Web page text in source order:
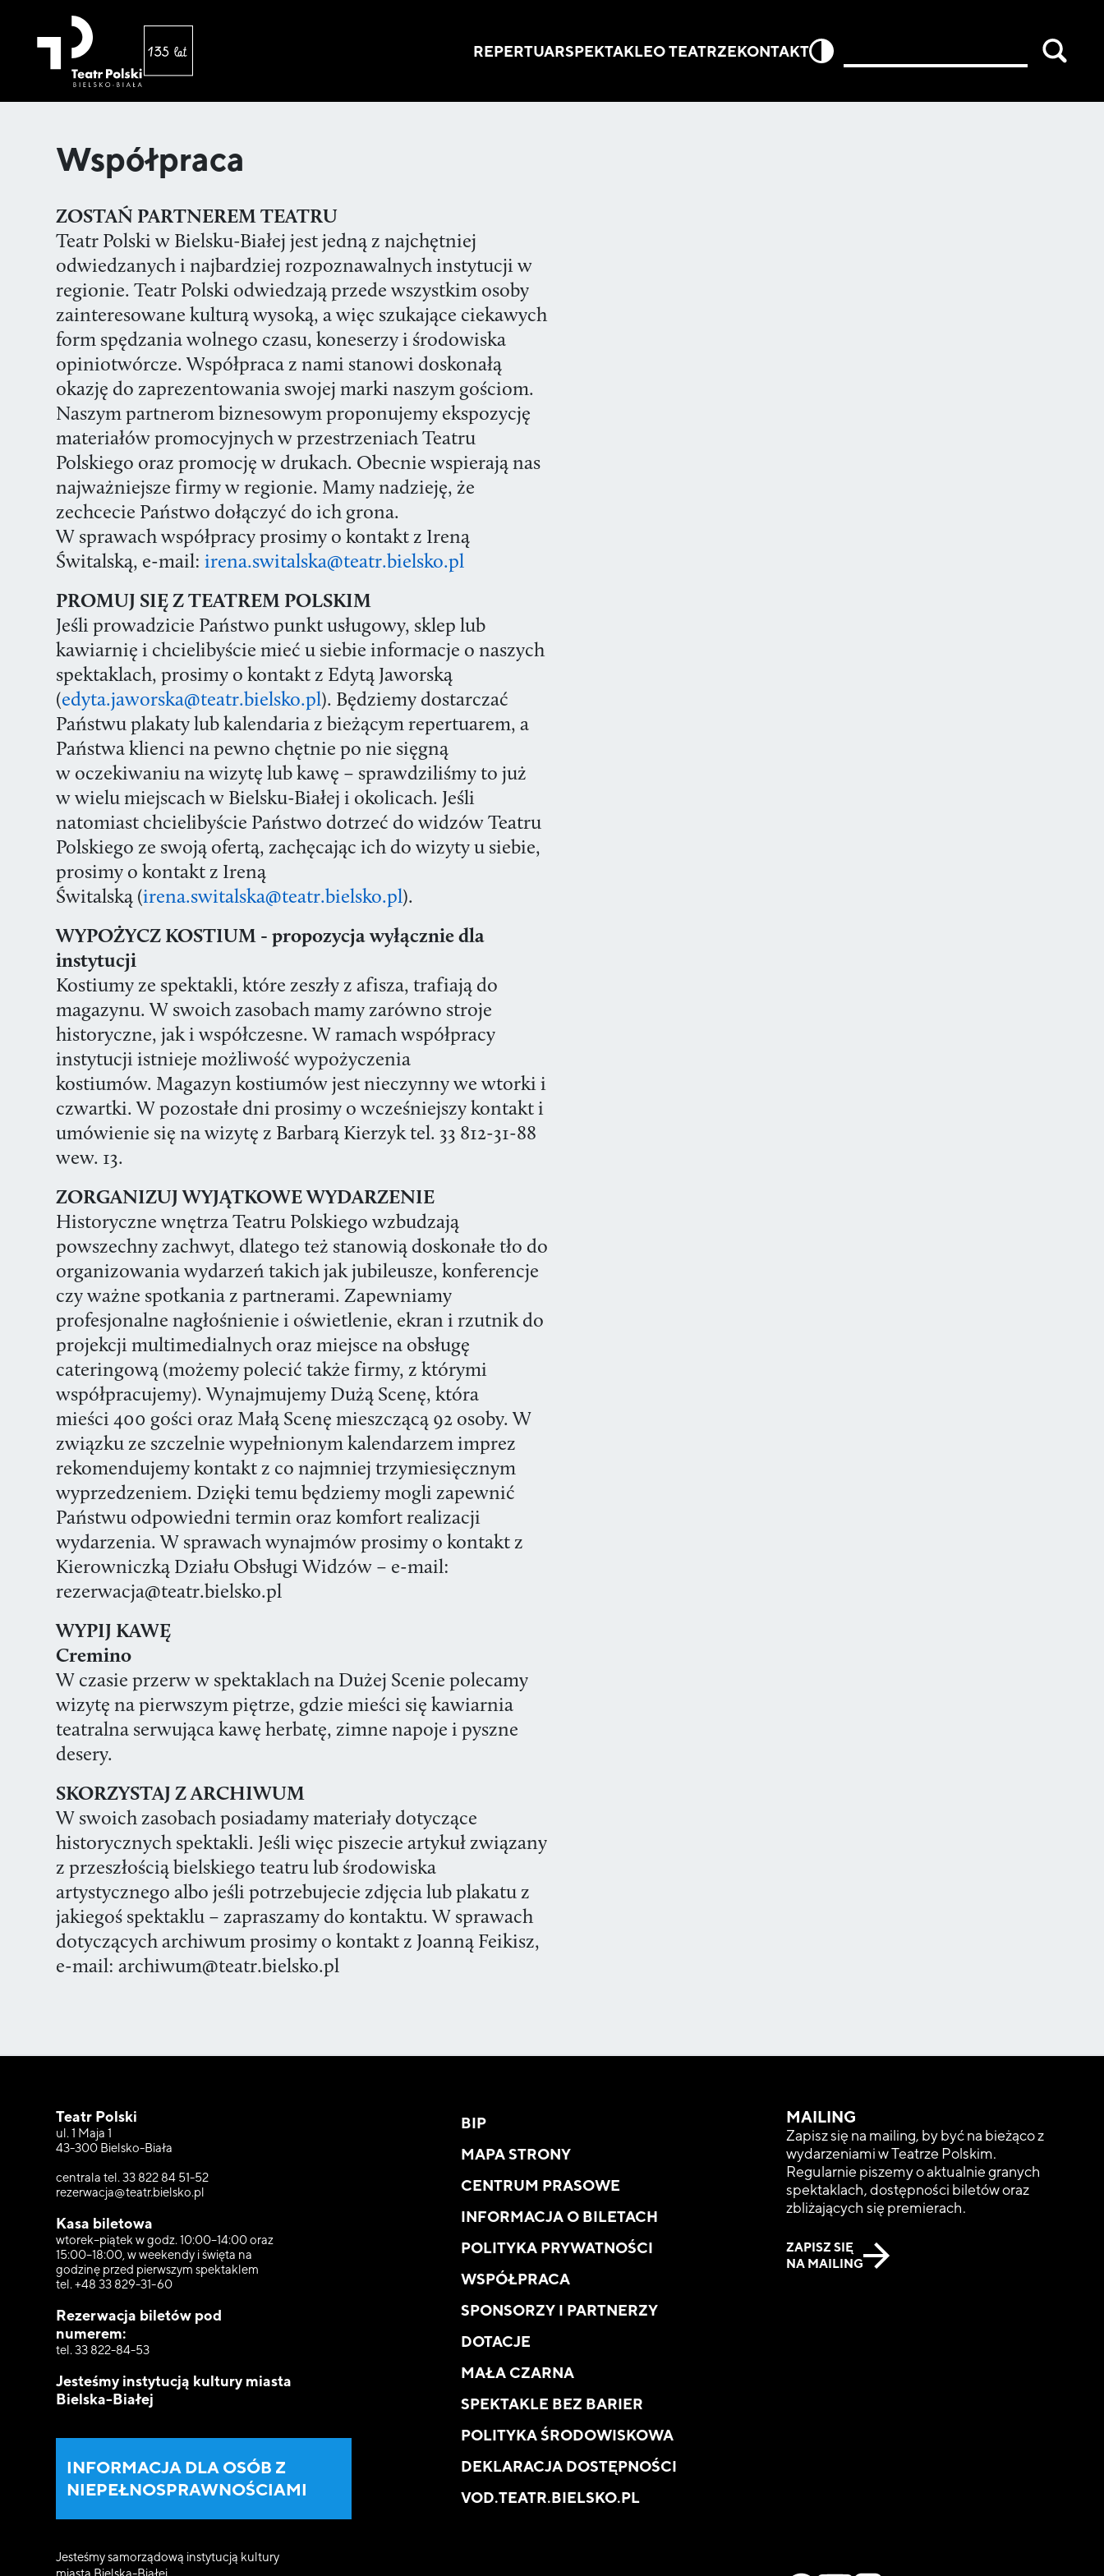
REPERTUARSPEKTAKLEO TEATRZEKONTAKT
Współpraca
ZOSTAŃ PARTNEREM TEATRU
Teatr Polski w Bielsku-Białej jest jedną z najchętniej
odwiedzanych i najbardziej rozpoznawalnych instytucji w
regionie. Teatr Polski odwiedzają przede wszystkim osoby
zainteresowane kulturą wysoką, a więc szukające ciekawych
form spędzania wolnego czasu, koneserzy i środowiska
opiniotwórcze. Współpraca z nami stanowi doskonałą
okazję do zaprezentowania swojej marki naszym gościom.
Naszym partnerom biznesowym proponujemy ekspozycję
materiałów promocyjnych w przestrzeniach Teatru
Polskiego oraz promocję w drukach. Obecnie wspierają nas
najważniejsze firmy w regionie. Mamy nadzieję, że
zechcecie Państwo dołączyć do ich grona.
W sprawach współpracy prosimy o kontakt z Ireną
Świtalską, e-mail: irena.switalska@teatr.bielsko.pl
PROMUJ SIĘ Z TEATREM POLSKIM
Jeśli prowadzicie Państwo punkt usługowy, sklep lub
kawiarnię i chcielibyście mieć u siebie informacje o naszych
spektaklach, prosimy o kontakt z Edytą Jaworską
(edyta.jaworska@teatr.bielsko.pl). Będziemy dostarczać
Państwu plakaty lub kalendaria z bieżącym repertuarem, a
Państwa klienci na pewno chętnie po nie sięgną
w oczekiwaniu na wizytę lub kawę – sprawdziliśmy to już
w wielu miejscach w Bielsku-Białej i okolicach. Jeśli
natomiast chcielibyście Państwo dotrzeć do widzów Teatru
Polskiego ze swoją ofertą, zachęcając ich do wizyty u siebie,
prosimy o kontakt z Ireną
Świtalską (irena.switalska@teatr.bielsko.pl).
WYPOŻYCZ KOSTIUM - propozycja wyłącznie dla
instytucji
Kostiumy ze spektakli, które zeszły z afisza, trafiają do
magazynu. W swoich zasobach mamy zarówno stroje
historyczne, jak i współczesne. W ramach współpracy
instytucji istnieje możliwość wypożyczenia
kostiumów. Magazyn kostiumów jest nieczynny we wtorki i
czwartki. W pozostałe dni prosimy o wcześniejszy kontakt i
umówienie się na wizytę z Barbarą Kierzyk tel. 33 812-31-88
wew. 13.
ZORGANIZUJ WYJĄTKOWE WYDARZENIE
Historyczne wnętrza Teatru Polskiego wzbudzają
powszechny zachwyt, dlatego też stanowią doskonałe tło do
organizowania wydarzeń takich jak jubileusze, konferencje
czy ważne spotkania z partnerami. Zapewniamy
profesjonalne nagłośnienie i oświetlenie, ekran i rzutnik do
projekcji multimedialnych oraz miejsce na obsługę
cateringową (możemy polecić także firmy, z którymi
współpracujemy). Wynajmujemy Dużą Scenę, która
mieści 400 gości oraz Małą Scenę mieszczącą 92 osoby. W
związku ze szczelnie wypełnionym kalendarzem imprez
rekomendujemy kontakt z co najmniej trzymiesięcznym
wyprzedzeniem. Dzięki temu będziemy mogli zapewnić
Państwu odpowiedni termin oraz komfort realizacji
wydarzenia. W sprawach wynajmów prosimy o kontakt z
Kierowniczką Działu Obsługi Widzów – e-mail:
rezerwacja@teatr.bielsko.pl
WYPIJ KAWĘ
Cremino
W czasie przerw w spektaklach na Dużej Scenie polecamy
wizytę na pierwszym piętrze, gdzie mieści się kawiarnia
teatralna serwująca kawę herbatę, zimne napoje i pyszne
desery.
SKORZYSTAJ Z ARCHIWUM
W swoich zasobach posiadamy materiały dotyczące
historycznych spektakli. Jeśli więc piszecie artykuł związany
z przeszłością bielskiego teatru lub środowiska
artystycznego albo jeśli potrzebujecie zdjęcia lub plakatu z
jakiegoś spektaklu – zapraszamy do kontaktu. W sprawach
dotyczących archiwum prosimy o kontakt z Joanną Feikisz,
e-mail: archiwum@teatr.bielsko.pl
Teatr Polski
ul. 1 Maja 1
43-300 Bielsko-Biała
centrala tel. 33 822 84 51-52
rezerwacja@teatr.bielsko.pl
Kasa biletowa
wtorek–piątek w godz. 10:00–14:00 oraz
15:00–18:00, w weekendy i święta na
godzinę przed pierwszym spektaklem
tel. +48 33 829-31-60
Rezerwacja biletów pod
numerem:
tel. 33 822-84-53
Jesteśmy instytucją kultury miasta
Bielska-Białej
INFORMACJA DLA OSÓB Z
NIEPEŁNOSPRAWNOŚCIAMI
Jesteśmy samorządową instytucją kultury
miasta Bielska-Białej
BIP
MAPA STRONY
CENTRUM PRASOWE
INFORMACJA O BILETACH
POLITYKA PRYWATNOŚCI
WSPÓŁPRACA
SPONSORZY I PARTNERZY
DOTACJE
MAŁA CZARNA
SPEKTAKLE BEZ BARIER
POLITYKA ŚRODOWISKOWA
DEKLARACJA DOSTĘPNOŚCI
VOD.TEATR.BIELSKO.PL
MAILING
Zapisz się na mailing, by być na bieżąco z
wydarzeniami w Teatrze Polskim.
Regularnie piszemy o aktualnie granych
spektaklach, dostępności biletów oraz
zbliżających się premierach.
ZAPISZ SIĘ
NA MAILING